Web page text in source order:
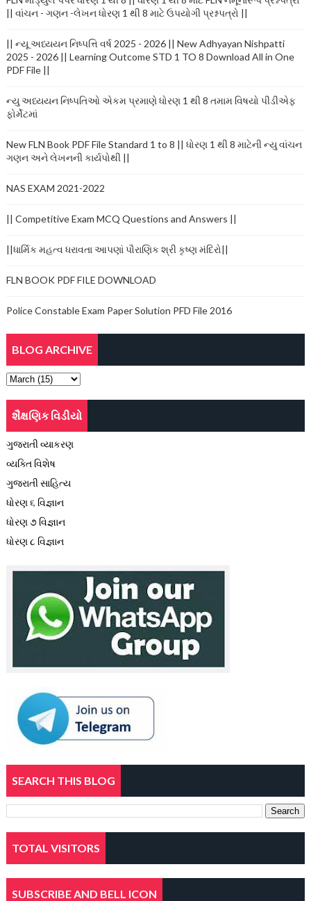
|| વાંચન - ગણન -લેખન ધોરણ 1 થી 8 માટે ઉપયોગી પ્રશ્નપત્રો ||
|| ન્યૂ અધ્યયન નિષ્પત્તિ વર્ષ 2025 - 2026 || New Adhyayan Nishpatti
2025 - 2026 || Learning Outcome STD 1 TO 8 Download All in One
PDF File ||
ન્યુ અધ્યયન નિષ્પતિઓ એકમ પ્રમાણે ધોરણ 1 થી 8 તમામ વિષયો પીડીએફ
ફોર્મેટમાં
New FLN Book PDF File Standard 1 to 8 || ધોરણ 1 થી 8 માટેની ન્યુ વાંચન
ગણન અને લેખનની કાર્યપોથી ||
NAS EXAM 2021-2022
|| Competitive Exam MCQ Questions and Answers ||
||ધાર્મિક મહત્વ ધરાવતા આપણાં પૌરાણિક શ્રી કૃષ્ણ મંદિરો||
FLN BOOK PDF FILE DOWNLOAD
Police Constable Exam Paper Solution PFD File 2016
BLOG ARCHIVE
શૈક્ષણિક વિડીયો
ગુજરાતી વ્યાકરણ
વ્યક્તિ વિશેષ
ગુજરાતી સાહિત્ય
ધોરણ ૬ વિજ્ઞાન
ધોરણ ૭ વિજ્ઞાન
ધોરણ ૮ વિજ્ઞાન
SEARCH THIS BLOG
TOTAL VISITORS
SUBSCRIBE AND BELL ICON